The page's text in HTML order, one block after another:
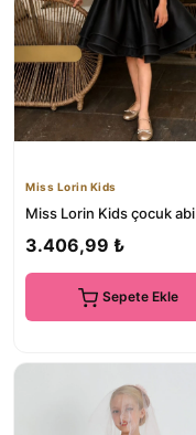
Miss Lorin Kids
Miss Lorin Kids çocuk abi
3.406,99 ₺
Sepete Ekle